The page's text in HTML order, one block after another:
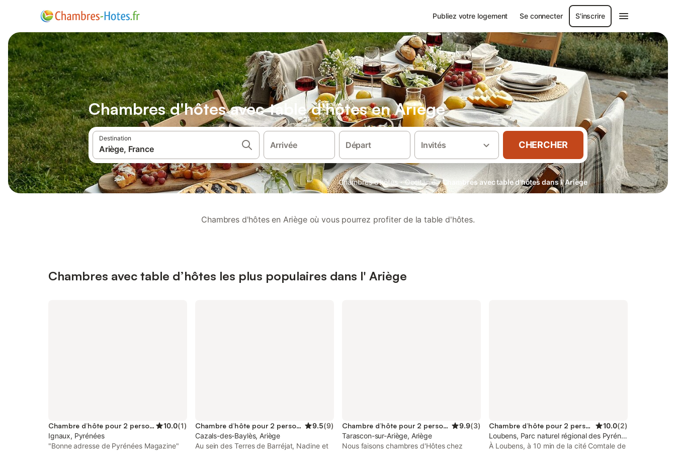
Publiez votre logement Se connecter S'inscrire
Chambres d'hôtes avec table d'hôtes en Ariège
Destination
Arrivée Départ Invités CHERCHER
Chambres d'hôtes · Occitanie · Chambres avec table d’hôtes dans l' Ariège
Chambres d'hôtes en Ariège où vous pourrez profiter de la table d'hôtes.
Chambres avec table d’hôtes les plus populaires dans l' Ariège
Chambre d’hôte pour 2 personnes 10.0(1)
Ignaux, Pyrénées
"Bonne adresse de Pyrénées Magazine"
Chambre d’hôte pour 2 personnes 9.5(9)
Cazals-des-Baylès, Ariège
Au sein des Terres de Barréjat, Nadine et
Chambre d’hôte pour 2 personnes 9.9(3)
Tarascon-sur-Ariège, Ariège
Nous faisons chambres d'Hôtes chez
Chambre d’hôte pour 2 personnes 10.0(2)
Loubens, Parc naturel régional des Pyrénées ariégeoises
À Loubens, à 10 min de la cité Comtale de